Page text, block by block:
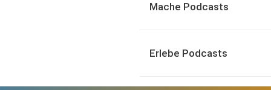
Mache Podcasts
Erlebe Podcasts